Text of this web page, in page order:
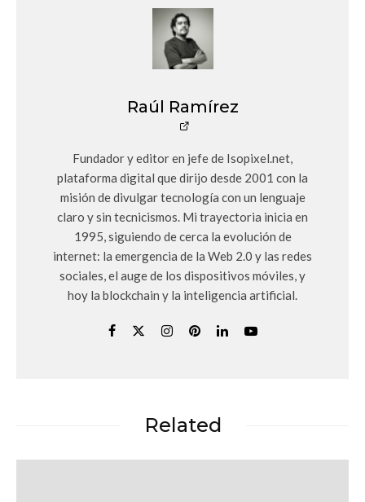
Raúl Ramírez
Fundador y editor en jefe de Isopixel.net,
plataforma digital que dirijo desde 2001 con la
misión de divulgar tecnología con un lenguaje
claro y sin tecnicismos. Mi trayectoria inicia en
1995, siguiendo de cerca la evolución de
internet: la emergencia de la Web 2.0 y las redes
sociales, el auge de los dispositivos móviles, y
hoy la blockchain y la inteligencia artificial.
Related